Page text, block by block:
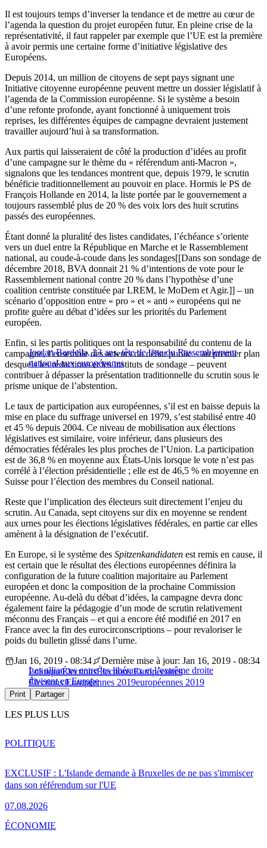
Il est toujours temps d’inverser la tendance et de mettre au cœur de
l’agenda la question du projet européen futur. En pleine crise de la
représentativité, il faut rappeler par exemple que l’UE est la première
à avoir permis une certaine forme d’initiative législative des
Européens.
Depuis 2014, un million de citoyens de sept pays signant une
Initiative citoyenne européenne peuvent mettre un dossier législatif à
l’agenda de la Commission européenne. Si le système a besoin
d’une refonte profonde, ayant fonctionné à uniquement trois
reprises, les différentes équipes de campagne devraient justement
travailler aujourd’hui à sa transformation.
Aux partis qui laisseraient de côté la production d’idées au profit
d’une campagne sur le thème du « référendum anti-Macron »,
signalons que les tendances montrent que, depuis 1979, le scrutin
bénéficie traditionnellement au pouvoir en place. Hormis le PS de
François Hollande en 2014, la liste portée par le gouvernement a
toujours rassemblé plus de 20 % des voix lors des huit scrutins
passés des européennes.
Étant donné la pluralité des listes candidates, l’échéance s’oriente
vers un duel entre la République en Marche et le Rassemblement
national, au coude-à-coude dans les sondages[[Dans son sondage de
décembre 2018, BVA donnait 21 % d’intentions de vote pour le
Rassemblement national contre 20 % dans l’hypothèse d’une
coalition centriste constituée par LREM, le MoDem et Agir.]] – un
scénario d’opposition entre « pro » et « anti » européens qui ne
profite guère au débat d’idées sur les priorités du Parlement
européen.
Jordan Bardella, 23 ans, tête de liste du Rassemblement
national aux européennes
Enfin, si les partis politiques ont la responsabilité du contenu de la
campagne, l’ensemble des acteurs du débat public – au premier plan
desquels les rédactions et les instituts de sondage – peuvent
contribuer à dépasser la présentation traditionnelle du scrutin sous le
prisme unique de l’abstention.
Le taux de participation aux européennes, s’il est en baisse depuis la
mise en place du suffrage universel en 1979, s’est stabilisé entre 40
et 45 % depuis 2004. Ce niveau de mobilisation aux élections
législatives est similaire, voire inférieur, dans plusieurs des
démocraties fédérales les plus proches de l’Union. La participation
est de 36,8 % en moyenne aux États-Unis lorsque le vote n’est pas
corrélé à l’élection présidentielle ; elle est de 46,5 % en moyenne en
Suisse pour l’élection des membres du Conseil national.
Reste que l’implication des électeurs suit directement l’enjeu du
scrutin. Au Canada, sept citoyens sur dix en moyenne se rendent
aux urnes pour les élections législatives fédérales, en partie car elles
amènent à la désignation de l’exécutif.
En Europe, si le système des Spitzenkandidaten est remis en cause, il
est certain que le résultat des élections européennes définira la
configuration de la future coalition majoritaire au Parlement
européen et donc la composition de la prochaine Commission
européenne. Au-delà du débat d’idées, la campagne devra donc
également faire la pédagogie d’un mode de scrutin relativement
méconnu des Français – et qui a encore été modifié en 2017 en
France avec la fin des eurocirconscriptions – pour revaloriser le
poids du bulletin glissé dans l’urne.
Les alliances entre les libéraux et l’extrême droite
divisent en Europe
Jan 16, 2019 - 08:34
Dernière mise à jour: Jan 16, 2019 - 08:34
PolitiqueÉlectionsÉlections Européennes
Élections Européennes 2019européennes 2019
Print Partager
LES PLUS LUS
EXCLUSIF : L'Islande demande à Bruxelles de ne pas s'immiscer
dans son référendum sur l'UE
07.08.2026
POLITIQUE
ÉCONOMIE